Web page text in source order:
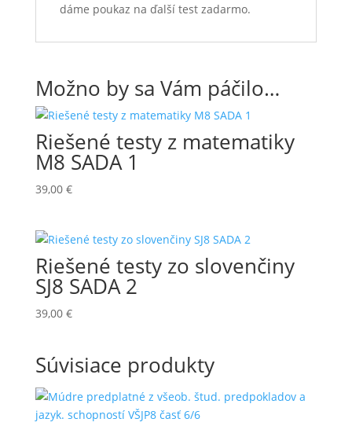
dáme poukaz na ďalší test zadarmo.
Možno by sa Vám páčilo…
Riešené testy z matematiky
M8 SADA 1
39,00 €
Riešené testy zo slovenčiny
SJ8 SADA 2
39,00 €
Súvisiace produkty